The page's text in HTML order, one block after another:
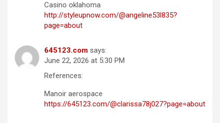
Casino oklahoma
http://styleupnow.com/@angeline53l835?
page=about
645123.com says:
June 22, 2026 at 5:30 PM
References:
Manoir aerospace
https://645123.com/@clarissa78j027?page=about